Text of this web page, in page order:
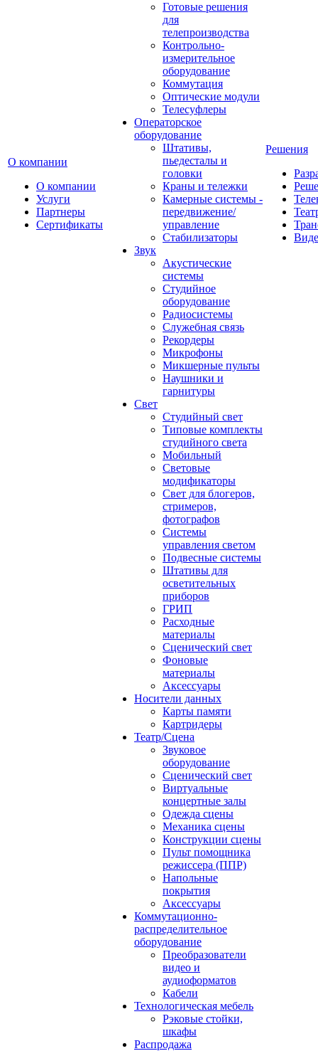
О компании
О компании
Услуги
Партнеры
Сертификаты
Готовые решения
для
телепроизводства
Контрольно-
измерительное
оборудование
Коммутация
Оптические модули
Телесуфлеры
Операторское
оборудование
Штативы,
пьедесталы и
головки
Краны и тележки
Камерные системы -
передвижение/
управление
Стабилизаторы
Звук
Акустические
системы
Студийное
оборудование
Радиосистемы
Служебная связь
Рекордеры
Микрофоны
Микшерные пульты
Наушники и
гарнитуры
Свет
Студийный свет
Типовые комплекты
студийного света
Мобильный
Световые
модификаторы
Свет для блогеров,
стримеров,
фотографов
Системы
управления светом
Подвесные системы
Штативы для
осветительных
приборов
ГРИП
Расходные
материалы
Сценический свет
Фоновые
материалы
Аксессуары
Носители данных
Карты памяти
Картридеры
Театр/Сцена
Звуковое
оборудование
Сценический свет
Виртуальные
концертные залы
Одежда сцены
Механика сцены
Конструкции сцены
Пульт помощника
режиссера (ППР)
Напольные
покрытия
Аксессуары
Коммутационно-
распределительное
оборудование
Преобразователи
видео и
аудиоформатов
Кабели
Технологическая мебель
Рэковые стойки,
шкафы
Распродажа
Решения